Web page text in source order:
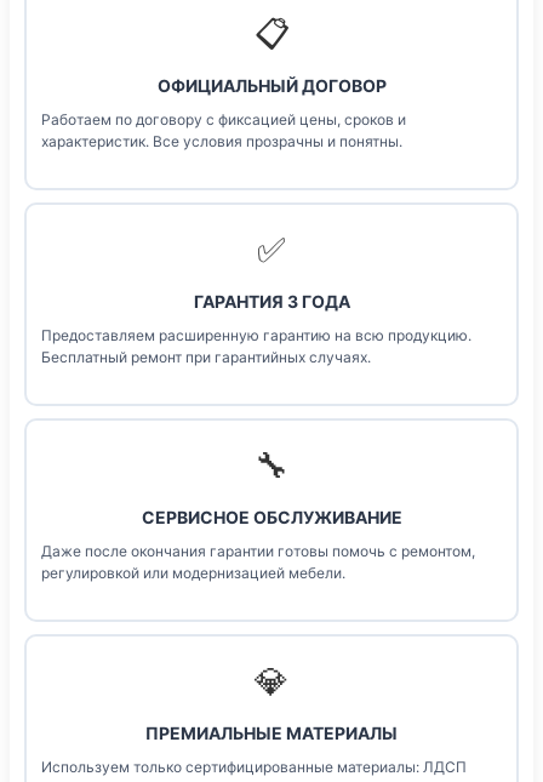
📋
ОФИЦИАЛЬНЫЙ ДОГОВОР
Работаем по договору с фиксацией цены, сроков и
характеристик. Все условия прозрачны и понятны.
✅
ГАРАНТИЯ 3 ГОДА
Предоставляем расширенную гарантию на всю продукцию.
Бесплатный ремонт при гарантийных случаях.
🔧
СЕРВИСНОЕ ОБСЛУЖИВАНИЕ
Даже после окончания гарантии готовы помочь с ремонтом,
регулировкой или модернизацией мебели.
💎
ПРЕМИАЛЬНЫЕ МАТЕРИАЛЫ
Используем только сертифицированные материалы: ЛДСП